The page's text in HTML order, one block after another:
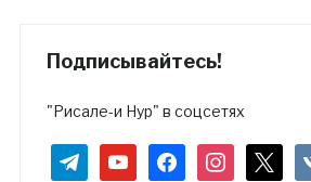
Подписывайтесь!
"Рисале-и Нур" в соцсетях
telegramyoutubefacebookinstagram